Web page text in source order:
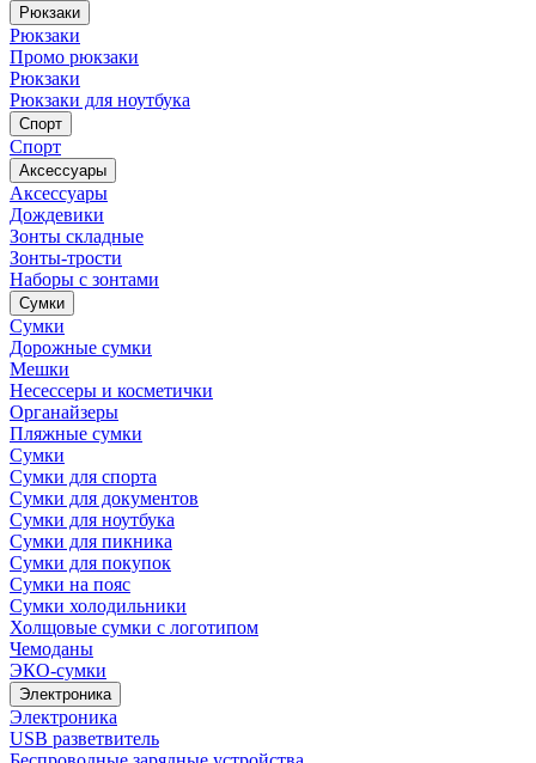
Рюкзаки
Рюкзаки
Промо рюкзаки
Рюкзаки
Рюкзаки для ноутбука
Спорт
Спорт
Аксессуары
Аксессуары
Дождевики
Зонты складные
Зонты-трости
Наборы с зонтами
Сумки
Сумки
Дорожные сумки
Мешки
Несессеры и косметички
Органайзеры
Пляжные сумки
Сумки
Сумки для спорта
Сумки для документов
Сумки для ноутбука
Сумки для пикника
Сумки для покупок
Сумки на пояс
Сумки холодильники
Холщовые сумки с логотипом
Чемоданы
ЭКО-сумки
Электроника
Электроника
USB разветвитель